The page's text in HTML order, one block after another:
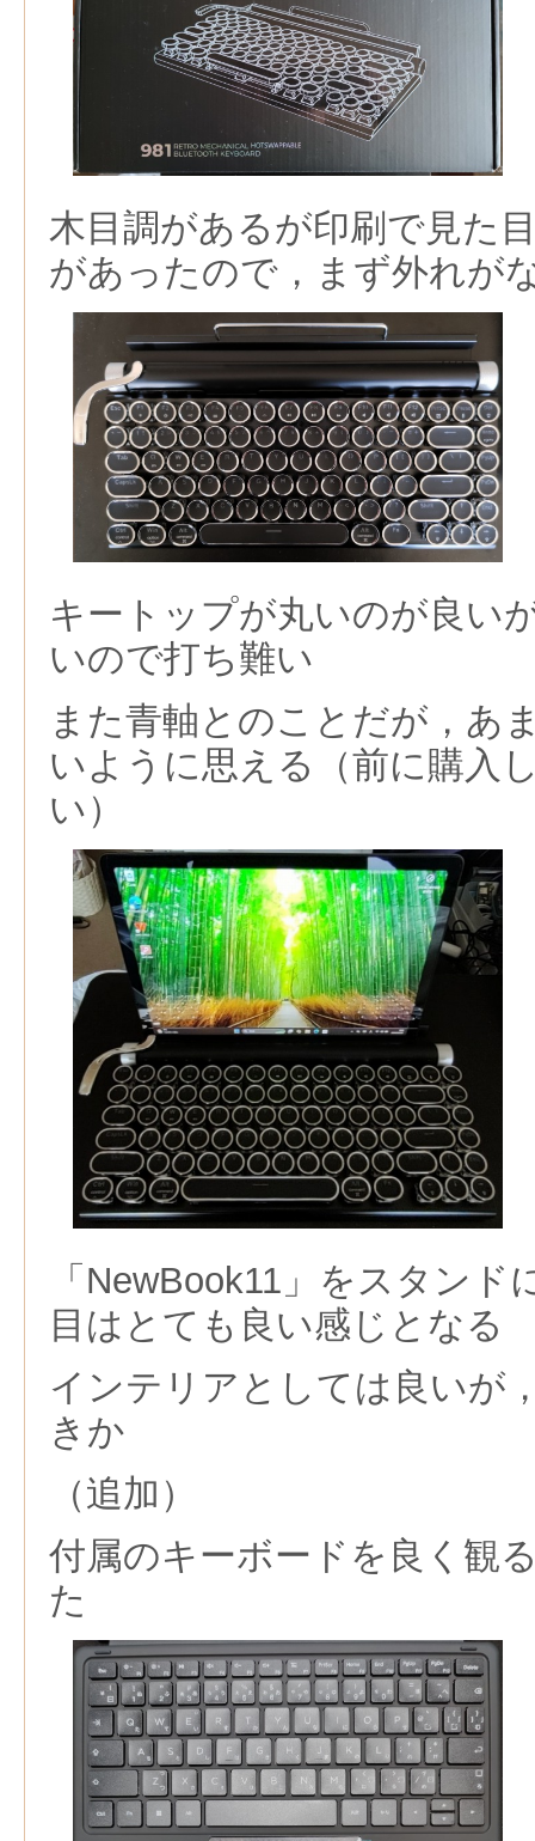
木目調があるが印刷で見た
があったので，まず外れが
キートップが丸いのが良い
いので打ち難い
また青軸とのことだが，あ
いように思える（前に購入
い）
「NewBook11」 をスタンド
目はとても良い感じとなる
インテリアとしては良いが
きか
（追加）
付属のキーボードを良く観
た